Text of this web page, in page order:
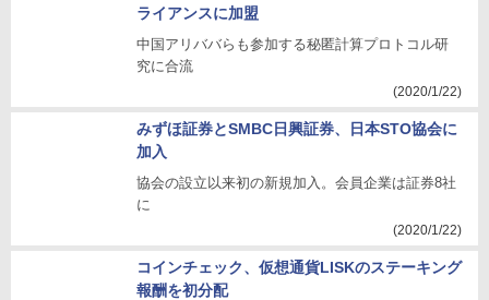
ライアンスに加盟
中国アリババらも参加する秘匿計算プロトコル研
究に合流
(2020/1/22)
みずほ証券とSMBC日興証券、日本STO協会に
加入
協会の設立以来初の新規加入。会員企業は証券8社
に
(2020/1/22)
コインチェック、仮想通貨LISKのステーキング
報酬を初分配